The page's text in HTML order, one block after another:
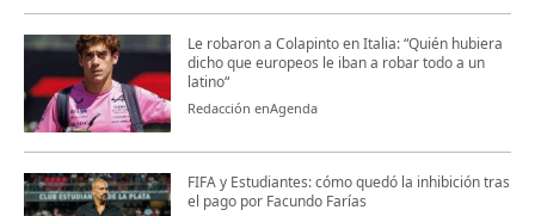
Le robaron a Colapinto en Italia: “Quién hubiera
dicho que europeos le iban a robar todo a un
latino“
Redacción enAgenda
FIFA y Estudiantes: cómo quedó la inhibición tras
el pago por Facundo Farías